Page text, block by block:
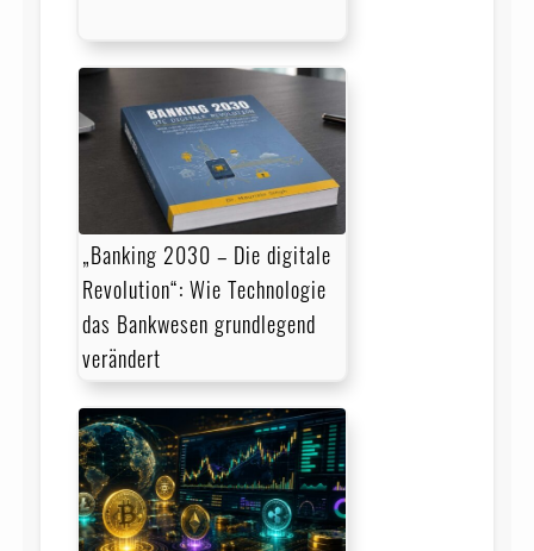
„Banking 2030 – Die digitale
Revolution“: Wie Technologie
das Bankwesen grundlegend
verändert